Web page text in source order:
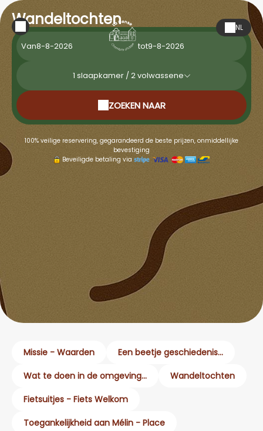
NL
Wandeltochten
Van tot
1 slaapkamer /2volwassene
ZOEKEN NAAR
100% veilige reservering, gegarandeerd de beste prijzen, onmiddellijke
bevestiging
Beveiligde betaling via
Missie - Waarden
Een beetje geschiedenis...
Wat te doen in de omgeving...
Wandeltochten
Fietsuitjes - Fiets Welkom
Toegankelijkheid aan Mélin - Place